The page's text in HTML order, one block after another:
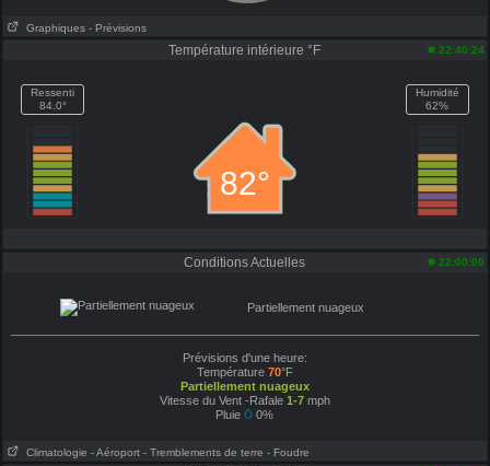
Graphiques - Prévisions
Température intérieure °F 22:40:24
Ressenti
84.0°
82°
Humidité
62%
Conditions Actuelles 22:00:00
Partiellement nuageux
Prévisions d'une heure:
Température 70°F
Partiellement nuageux
Vitesse du Vent -Rafale 1-7mph
Pluie
0%
Climatologie - Aéroport - Tremblements de terre - Foudre